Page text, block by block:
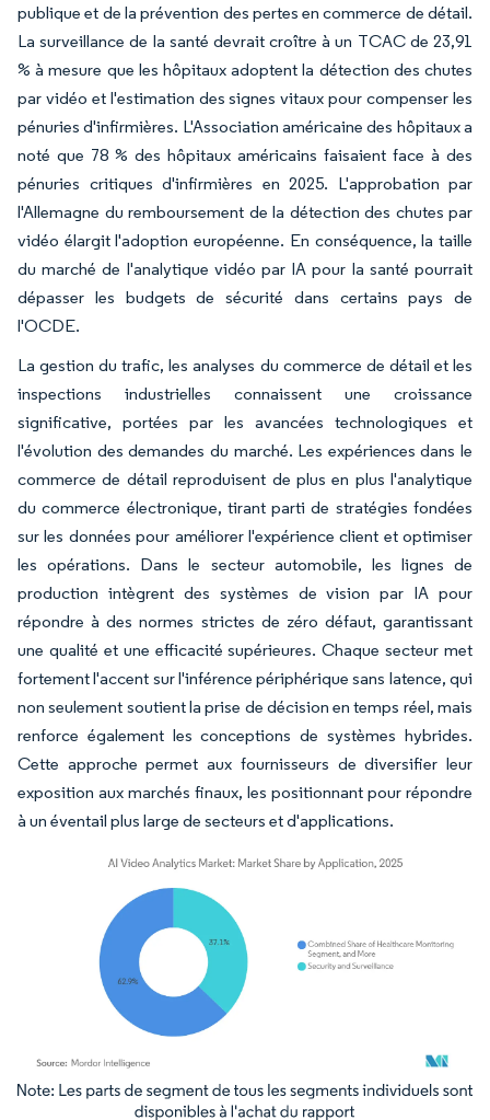
publique et de la prévention des pertes en commerce de détail.
La surveillance de la santé devrait croître à un TCAC de 23,91
% à mesure que les hôpitaux adoptent la détection des chutes
par vidéo et l'estimation des signes vitaux pour compenser les
pénuries d'infirmières. L'Association américaine des hôpitaux a
noté que 78 % des hôpitaux américains faisaient face à des
pénuries critiques d'infirmières en 2025. L'approbation par
l'Allemagne du remboursement de la détection des chutes par
vidéo élargit l'adoption européenne. En conséquence, la taille
du marché de l'analytique vidéo par IA pour la santé pourrait
dépasser les budgets de sécurité dans certains pays de
l'OCDE.
La gestion du trafic, les analyses du commerce de détail et les
inspections industrielles connaissent une croissance
significative, portées par les avancées technologiques et
l'évolution des demandes du marché. Les expériences dans le
commerce de détail reproduisent de plus en plus l'analytique
du commerce électronique, tirant parti de stratégies fondées
sur les données pour améliorer l'expérience client et optimiser
les opérations. Dans le secteur automobile, les lignes de
production intègrent des systèmes de vision par IA pour
répondre à des normes strictes de zéro défaut, garantissant
une qualité et une efficacité supérieures. Chaque secteur met
fortement l'accent sur l'inférence périphérique sans latence, qui
non seulement soutient la prise de décision en temps réel, mais
renforce également les conceptions de systèmes hybrides.
Cette approche permet aux fournisseurs de diversifier leur
exposition aux marchés finaux, les positionnant pour répondre
à un éventail plus large de secteurs et d'applications.
Image © Mordor Intelligence. La réutilisation nécessite une attribution sous CC BY